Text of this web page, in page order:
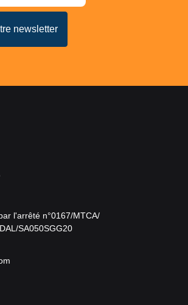
l'arrêté n°0167/MTCA/
SA050SGG20